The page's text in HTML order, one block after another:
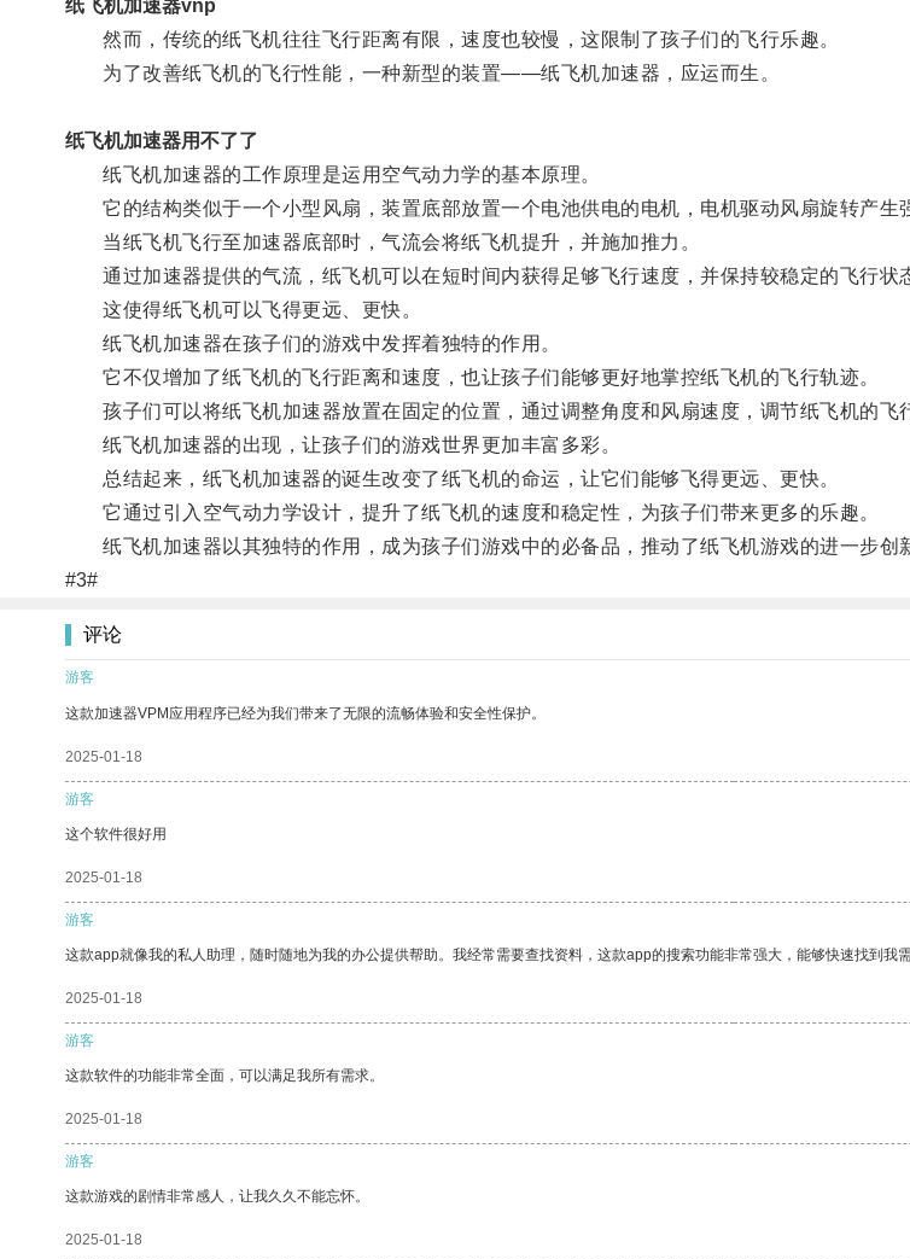
纸飞机加速器vnp
然而，传统的纸飞机往往飞行距离有限，速度也较慢，这限制了孩子们的飞行乐趣。
为了改善纸飞机的飞行性能，一种新型的装置——纸飞机加速器，应运而生。
纸飞机加速器用不了了
纸飞机加速器的工作原理是运用空气动力学的基本原理。
它的结构类似于一个小型风扇，装置底部放置一个电池供电的电机，电机驱动风扇旋转产生
当纸飞机飞行至加速器底部时，气流会将纸飞机提升，并施加推力。
通过加速器提供的气流，纸飞机可以在短时间内获得足够飞行速度，并保持较稳定的飞行状
这使得纸飞机可以飞得更远、更快。
纸飞机加速器在孩子们的游戏中发挥着独特的作用。
它不仅增加了纸飞机的飞行距离和速度，也让孩子们能够更好地掌控纸飞机的飞行轨迹。
孩子们可以将纸飞机加速器放置在固定的位置，通过调整角度和风扇速度，调节纸飞机的飞
纸飞机加速器的出现，让孩子们的游戏世界更加丰富多彩。
总结起来，纸飞机加速器的诞生改变了纸飞机的命运，让它们能够飞得更远、更快。
它通过引入空气动力学设计，提升了纸飞机的速度和稳定性，为孩子们带来更多的乐趣。
纸飞机加速器以其独特的作用，成为孩子们游戏中的必备品，推动了纸飞机游戏的进一步创
#3#
评论
游客
这款加速器VPM应用程序已经为我们带来了无限的流畅体验和安全性保护。
2025-01-18
游客
这个软件很好用
2025-01-18
游客
这款app就像我的私人助理，随时随地为我的办公提供帮助。我经常需要查找资料，这款app的搜索功能非常强大，能够快速找到我需
2025-01-18
游客
这款软件的功能非常全面，可以满足我所有需求。
2025-01-18
游客
这款游戏的剧情非常感人，让我久久不能忘怀。
2025-01-18